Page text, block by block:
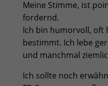
Meine Stimme, ist
fordernd.
Ich bin humorvoll, oft
bestimmt. Ich lebe
und manchmal
Ich sollte noch